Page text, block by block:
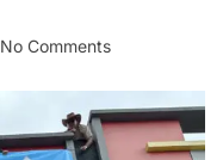
No Comments